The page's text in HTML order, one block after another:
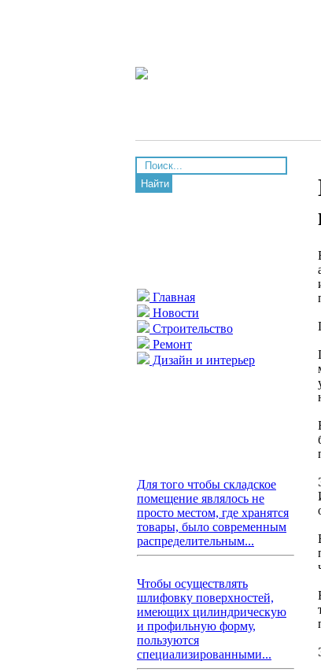
Найти
Главная
Новости
Строительство
Ремонт
Дизайн и интерьер
Для того чтобы складское
помещение являлось не
просто местом, где хранятся
товары, было современным
распределительным...
Чтобы осуществлять
шлифовку поверхностей,
имеющих цилиндрическую
и профильную форму,
пользуются
специализированными...